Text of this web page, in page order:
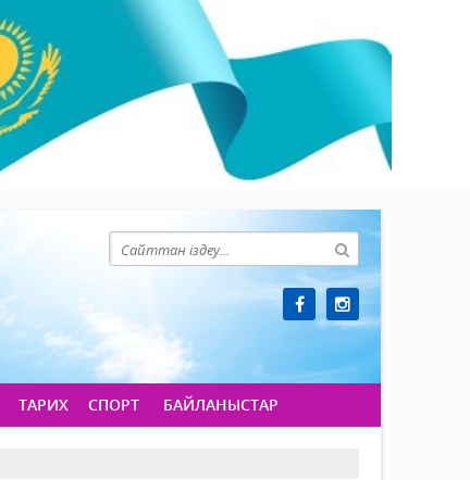
ТАРИХ СПОРТ БАЙЛАНЫСТАР